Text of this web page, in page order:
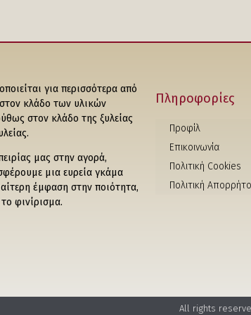
για περισσότερα από
κλάδο των υλικών
στον κλάδο της ξυλείας
μας στην αγορά,
μια ευρεία γκάμα
έμφαση στην ποιότητα,
φινίρισμα.
Πληροφορίες
Προφίλ
Επικοινωνία
Πολιτική Cookies
Πολιτική
All rights